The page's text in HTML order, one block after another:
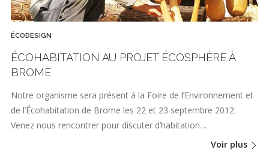
ÉCODESIGN
ÉCOHABITATION AU PROJET ÉCOSPHÈRE À
BROME
Notre organisme sera présent à la Foire de l’Environnement et
de l’Écohabitation de Brome les 22 et 23 septembre 2012.
Venez nous rencontrer pour discuter d’habitation…
Voir plus